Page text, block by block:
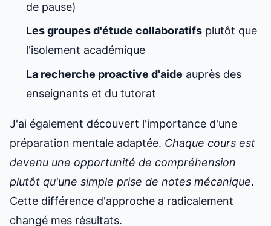
de pause)
Les groupes d'étude collaboratifs plutôt que
l'isolement académique
La recherche proactive d'aide auprès des
enseignants et du tutorat
J'ai également découvert l'importance d'une
préparation mentale adaptée. Chaque cours est
devenu une opportunité de compréhension
plutôt qu'une simple prise de notes mécanique.
Cette différence d'approche a radicalement
changé mes résultats.